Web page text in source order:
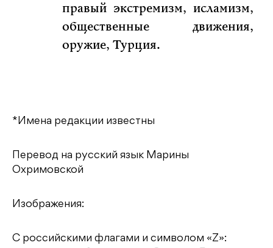
правый экстремизм, исламизм,
общественные движения,
оружие, Турция.
*Имена редакции известны
Перевод на русский язык Марины
Охримовской
Изображения:
С российскими флагами и символом «Z»: